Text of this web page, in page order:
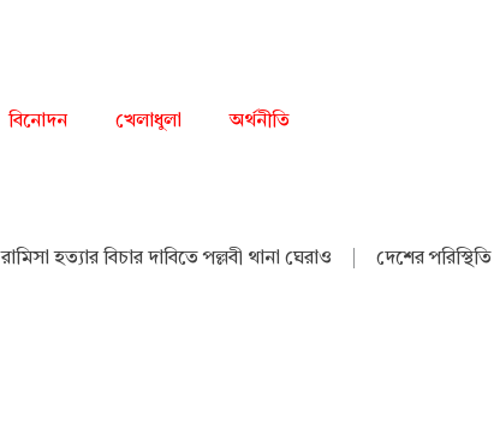
বিনোদন খেলাধুলা অর্থনীতি
রামিসা হত্যার বিচার দাবিতে পল্লবী থানা ঘেরাও দেশের